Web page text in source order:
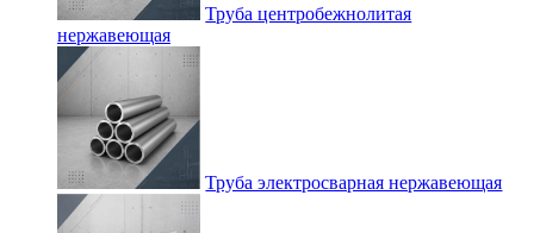
Труба центробежнолитая
нержавеющая
Труба электросварная нержавеющая